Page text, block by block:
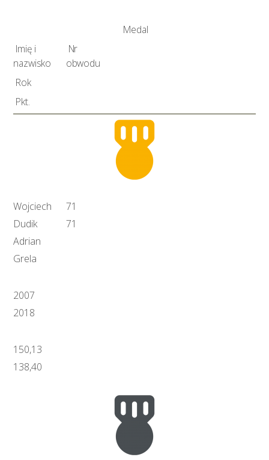
Medal
Imię i
nazwisko
Nr
obwodu
Rok
Pkt.
Wojciech
Dudik
Adrian
Grela
71
71
2007
2018
150,13
138,40